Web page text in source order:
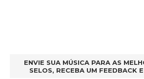
ENVIE SUA MÚSICA PARA AS
SELOS, RECEBA UM FEEDBACK